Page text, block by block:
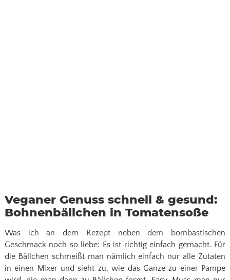
Veganer Genuss schnell & gesund:
Bohnenbällchen in Tomatensoße
Was ich an dem Rezept neben dem bombastischen
Geschmack noch so liebe: Es ist richtig einfach gemacht. Für
die Bällchen schmeißt man nämlich einfach nur alle Zutaten
in einen Mixer und sieht zu, wie das Ganze zu einer Pampe